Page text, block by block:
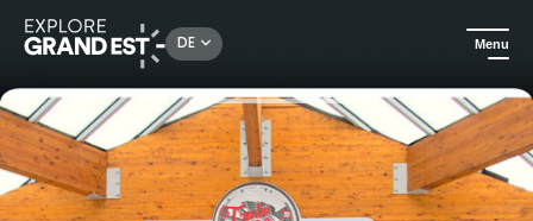
DE Menu
Sehenswertes in der Region Grand Est Entdecken Sie die Magie von Modelleisenbahnen im Trainland Museum